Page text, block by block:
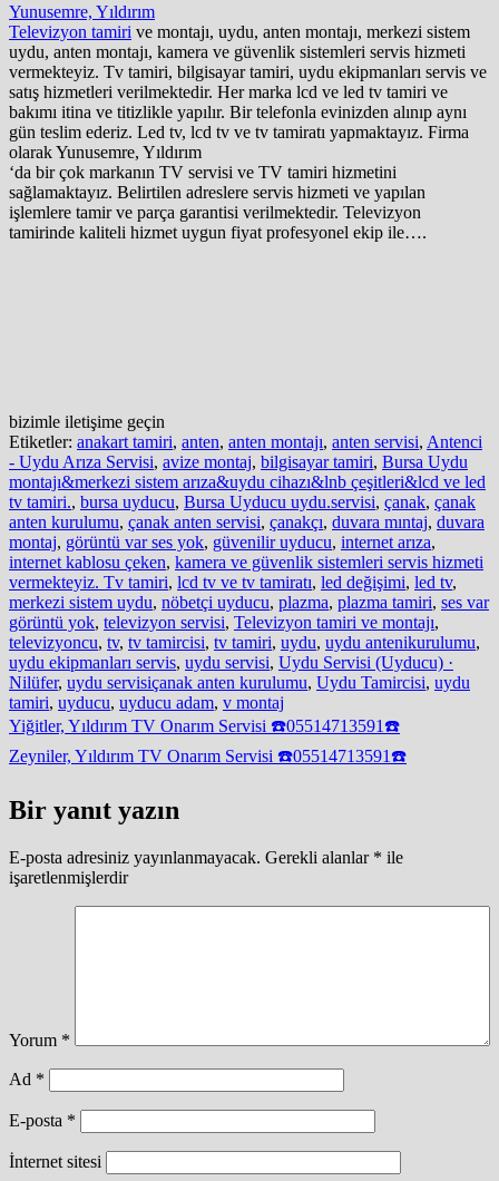
Yunusemre, Yıldırım
Televizyon tamiri ve montajı, uydu, anten montajı, merkezi sistem
uydu, anten montajı, kamera ve güvenlik sistemleri servis hizmeti
vermekteyiz. Tv tamiri, bilgisayar tamiri, uydu ekipmanları servis ve
satış hizmetleri verilmektedir. Her marka lcd ve led tv tamiri ve
bakımı itina ve titizlikle yapılır. Bir telefonla evinizden alınıp aynı
gün teslim ederiz. Led tv, lcd tv ve tv tamiratı yapmaktayız. Firma
olarak Yunusemre, Yıldırım
‘da bir çok markanın TV servisi ve TV tamiri hizmetini
sağlamaktayız. Belirtilen adreslere servis hizmeti ve yapılan
işlemlere tamir ve parça garantisi verilmektedir. Televizyon
tamirinde kaliteli hizmet uygun fiyat profesyonel ekip ile….
bizimle iletişime geçin
Etiketler: anakart tamiri, anten, anten montajı, anten servisi, Antenci
- Uydu Arıza Servisi, avize montaj, bilgisayar tamiri, Bursa Uydu
montajı&merkezi sistem arıza&uydu cihazı&lnb çeşitleri&lcd ve led
tv tamiri., bursa uyducu, Bursa Uyducu uydu.servisi, çanak, çanak
anten kurulumu, çanak anten servisi, çanakçı, duvara mıntaj, duvara
montaj, görüntü var ses yok, güvenilir uyducu, internet arıza,
internet kablosu çeken, kamera ve güvenlik sistemleri servis hizmeti
vermekteyiz. Tv tamiri, lcd tv ve tv tamiratı, led değişimi, led tv,
merkezi sistem uydu, nöbetçi uyducu, plazma, plazma tamiri, ses var
görüntü yok, televizyon servisi, Televizyon tamiri ve montajı,
televizyoncu, tv, tv tamircisi, tv tamiri, uydu, uydu antenikurulumu,
uydu ekipmanları servis, uydu servisi, Uydu Servisi (Uyducu) ·
Nilüfer, uydu servisiçanak anten kurulumu, Uydu Tamircisi, uydu
tamiri, uyducu, uyducu adam, v montaj
Yazı
gezinmesi
Yiğitler, Yıldırım TV Onarım Servisi ☎️05514713591☎️
Zeyniler, Yıldırım TV Onarım Servisi ☎️05514713591☎️
Bir yanıt yazın
E-posta adresiniz yayınlanmayacak. Gerekli alanlar * ile
işaretlenmişlerdir
Yorum *
Ad *
E-posta *
İnternet sitesi